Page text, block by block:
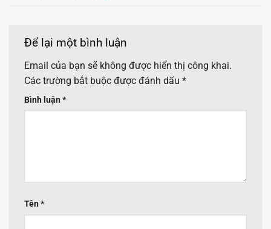
Để lại một bình luận
Email của bạn sẽ không được hiển thị công khai.
Các trường bắt buộc được đánh dấu *
Bình luận *
Tên *